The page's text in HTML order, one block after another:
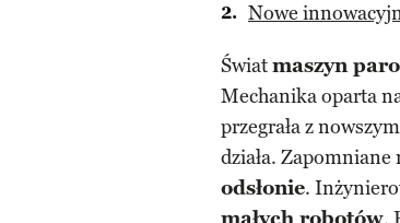
Nowe
Światmaszyn
Mechanika oparta
przegrała z
działa. Zapomniane
odsłonie.